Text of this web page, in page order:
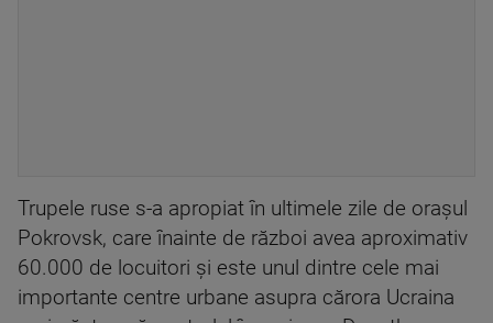
Trupele ruse s-a apropiat în ultimele zile de oraşul
Pokrovsk, care înainte de război avea aproximativ
60.000 de locuitori şi este unul dintre cele mai
importante centre urbane asupra cărora Ucraina